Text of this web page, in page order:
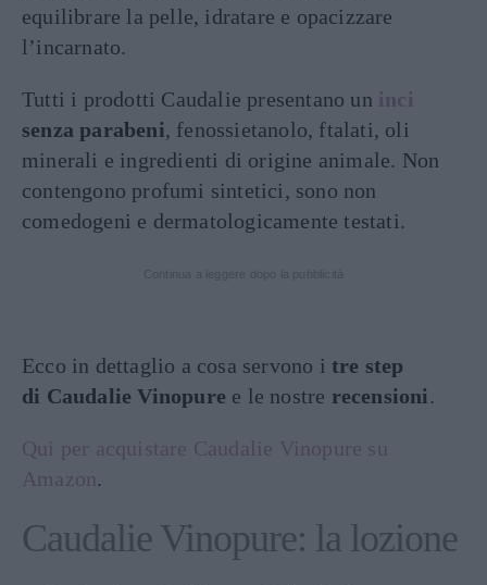
equilibrare la pelle, idratare e opacizzare
l’incarnato.
Tutti i prodotti Caudalie presentano un inci
senza parabeni, fenossietanolo, ftalati, oli
minerali e ingredienti di origine animale. Non
contengono profumi sintetici, sono non
comedogeni e dermatologicamente testati.
Ecco in dettaglio a cosa servono i tre step
di Caudalie Vinopure e le nostre recensioni.
Qui per acquistare Caudalie Vinopure su
Amazon.
Caudalie Vinopure: la lozione